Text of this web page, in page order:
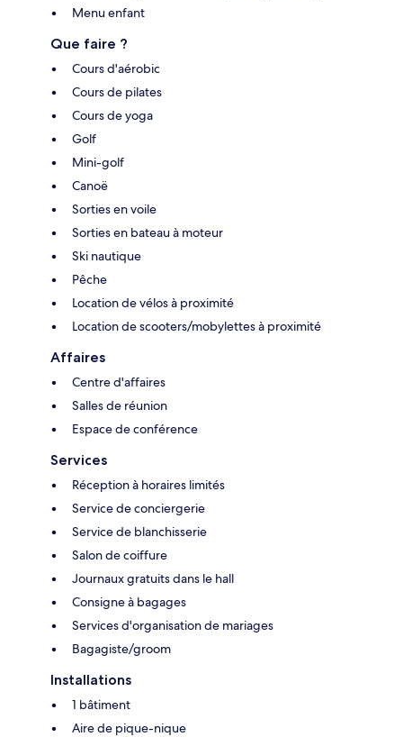
Menu enfant
Que faire ?
Cours d'aérobic
Cours de pilates
Cours de yoga
Golf
Mini-golf
Canoë
Sorties en voile
Sorties en bateau à moteur
Ski nautique
Pêche
Location de vélos à proximité
Location de scooters/mobylettes à proximité
Affaires
Centre d'affaires
Salles de réunion
Espace de conférence
Services
Réception à horaires limités
Service de conciergerie
Service de blanchisserie
Salon de coiffure
Journaux gratuits dans le hall
Consigne à bagages
Services d'organisation de mariages
Bagagiste/groom
Installations
1 bâtiment
Aire de pique-nique